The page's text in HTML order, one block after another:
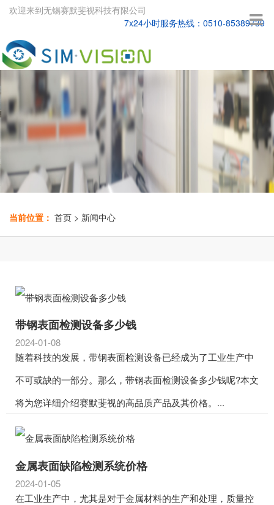
欢迎来到无锡赛默斐视科技有限公司
7x24小时服务热线：0510-85389739
当前位置： 首页 > 新闻中心
带钢表面检测设备多少钱
2024-01-08
随着科技的发展，带钢表面检测设备已经成为了工业生产中
不可或缺的一部分。那么，带钢表面检测设备多少钱呢?本文
将为您详细介绍赛默斐视的高品质产品及其价格。...
金属表面缺陷检测系统价格
2024-01-05
在工业生产中，尤其是对于金属材料的生产和处理，质量控